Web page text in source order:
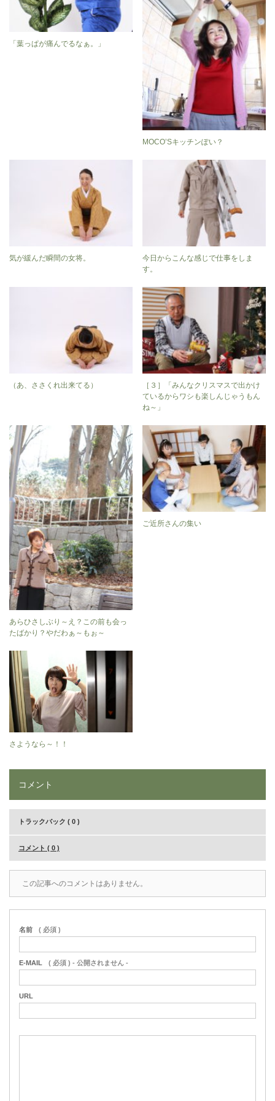
「葉っぱが痛んでるなぁ。」
MOCO’Sキッチンぽい？
気が緩んだ瞬間の女将。
今日からこんな感じで仕事をしま
す。
（あ、ささくれ出来てる）
［３］「みんなクリスマスで出かけ
ているからワシも楽しんじゃうもん
ね～」
あらひさしぶり～え？この前も会っ
たばかり？やだわぁ～もぉ～
ご近所さんの集い
さようなら～！！
コメント
トラックバック ( 0 )
コメント ( 0 )
この記事へのコメントはありません。
名前 ( 必須 )
E-MAIL ( 必須 ) - 公開されません -
URL